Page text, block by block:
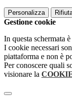
Personalizza
Gestione cookie
In questa schermata
I cookie necessari
piattaforma e non è
Per conoscere quali
visionare la